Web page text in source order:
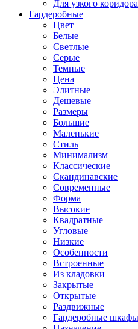
Для узкого коридора
Гардеробные
Цвет
Белые
Светлые
Серые
Темные
Цена
Элитные
Дешевые
Размеры
Большие
Маленькие
Стиль
Минимализм
Классические
Скандинавские
Современные
Форма
Высокие
Квадратные
Угловые
Низкие
Особенности
Встроенные
Из кладовки
Закрытые
Открытые
Раздвижные
Гардеробные шкафы